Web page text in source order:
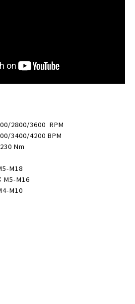
2800/3600 RPM
3400/4200 BPM
Nm
M18
M5-M16
M10